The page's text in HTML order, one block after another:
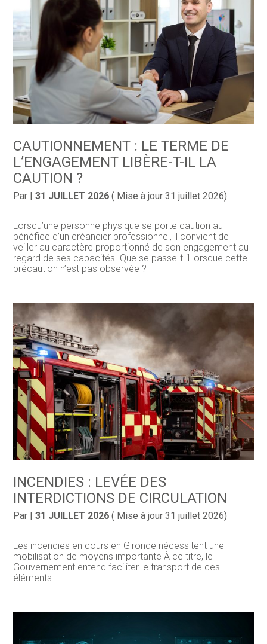
CAUTIONNEMENT : LE TERME DE
L’ENGAGEMENT LIBÈRE-T-IL LA
CAUTION ?
Par |31 JUILLET 2026 ( Mise à jour 31 juillet 2026)
Lorsqu’une personne physique se porte caution au
bénéfice d’un créancier professionnel, il convient de
veiller au caractère proportionné de son engagement au
regard de ses capacités. Que se passe-t-il lorsque cette
précaution n’est pas observée ?
INCENDIES : LEVÉE DES
INTERDICTIONS DE CIRCULATION
Par |31 JUILLET 2026 ( Mise à jour 31 juillet 2026)
Les incendies en cours en Gironde nécessitent une
mobilisation de moyens importante À ce titre, le
Gouvernement entend faciliter le transport de ces
éléments…